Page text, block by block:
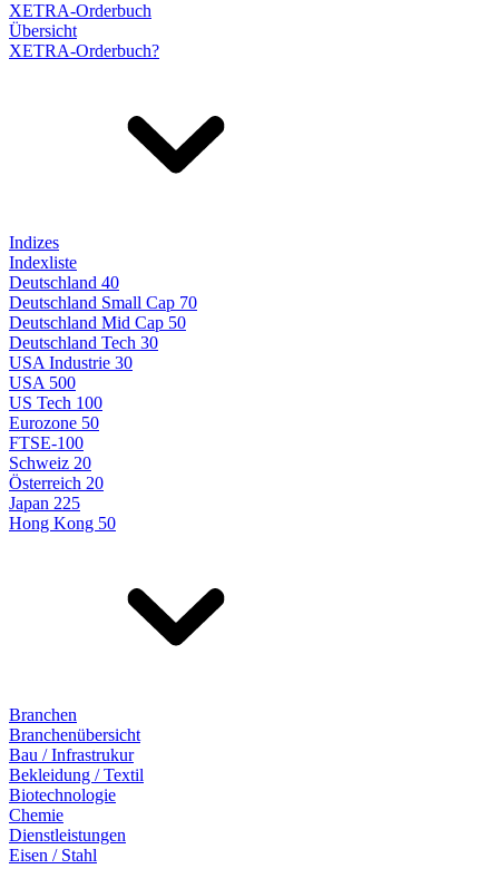
XETRA-Orderbuch
Übersicht
XETRA-Orderbuch?
Indizes
Indexliste
Deutschland 40
Deutschland Small Cap 70
Deutschland Mid Cap 50
Deutschland Tech 30
USA Industrie 30
USA 500
US Tech 100
Eurozone 50
FTSE-100
Schweiz 20
Österreich 20
Japan 225
Hong Kong 50
Branchen
Branchenübersicht
Bau / Infrastrukur
Bekleidung / Textil
Biotechnologie
Chemie
Dienstleistungen
Eisen / Stahl